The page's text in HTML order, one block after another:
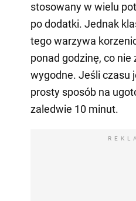
stosowany w wielu
po dodatki. Jednak
tego warzywa
ponad godzinę, co nie
wygodne. Jeśli czasu
prosty sposób na
zaledwie 10 minut.